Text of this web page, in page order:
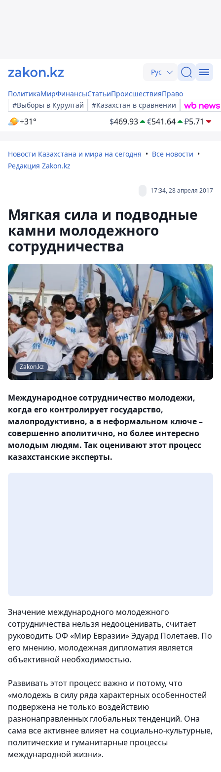
Рус
ПолитикаМирФинансыСтатьиПроисшествияПраво
#Выборы в Курултай
#Казахстан в сравнении
+31° $469.93 €541.64 ₽5.71
Новости Казахстана и мира на сегодня
Все новости
Редакция Zakon.kz
17:34, 28 апреля 2017
Мягкая сила и подводные
камни молодежного
сотрудничества
Zakon.kz
Международное сотрудничество молодежи,
когда его контролирует государство,
малопродуктивно, а в неформальном ключе –
совершенно аполитично, но более интересно
молодым людям. Так оценивают этот процесс
казахстанские эксперты.
Значение международного молодежного
сотрудничества нельзя недооценивать, считает
руководить ОФ «Мир Евразии» Эдуард Полетаев. По
его мнению, молодежная дипломатия является
объективной необходимостью.
Развивать этот процесс важно и потому, что
«молодежь в силу ряда характерных особенностей
подвержена не только воздействию
разнонаправленных глобальных тенденций. Она
сама все активнее влияет на социально-культурные,
политические и гуманитарные процессы
международной жизни».